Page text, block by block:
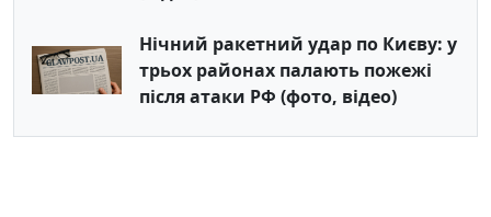
Нічний ракетний удар по Києву: у
трьох районах палають пожежі
після атаки РФ (фото, відео)